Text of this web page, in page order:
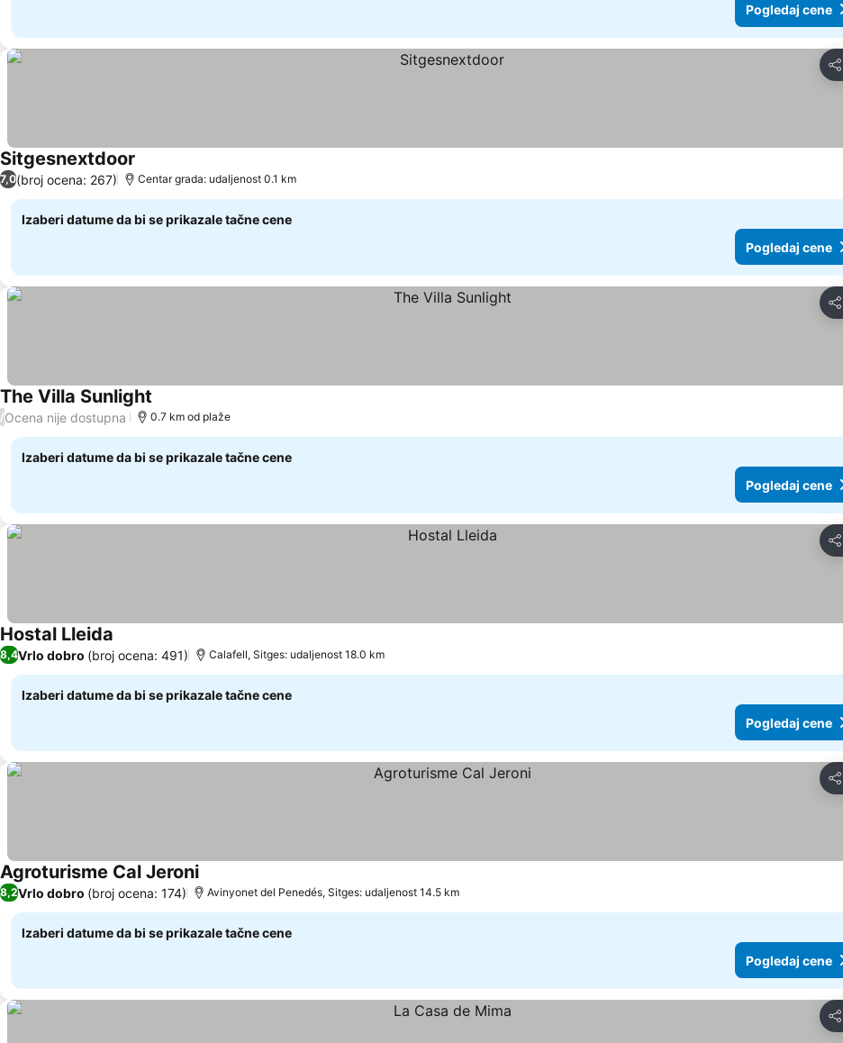
Pogledaj cene
Deli
Sitgesnextdoor
7,0(broj ocena: 267) Centar grada: udaljenost 0.1 km
Izaberi datume da bi se prikazale tačne cene
Pogledaj cene
Deli
The Villa Sunlight
/Ocena nije dostupna 0.7 km od plaže
Izaberi datume da bi se prikazale tačne cene
Pogledaj cene
Deli
Hostal Lleida Pogledaj cene
8,4Vrlo dobro (broj ocena: 491) Calafell, Sitges: udaljenost 18.0 km
Izaberi datume da bi se prikazale tačne cene
Pogledaj cene
Deli
Agroturisme Cal JeroniPogledaj cene
8,2Vrlo dobro (broj ocena: 174) Avinyonet del Penedés, Sitges: udaljenost 14.5 km
Izaberi datume da bi se prikazale tačne cene
Pogledaj cene
Deli